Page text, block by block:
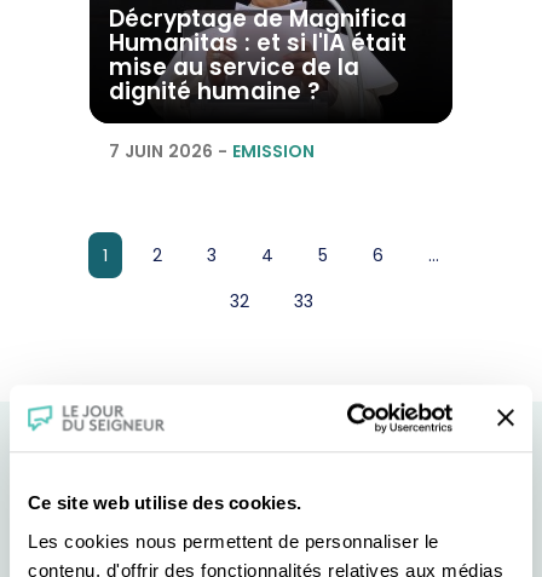
Ce site web utilise des cookies.
Les cookies nous permettent de personnaliser le
contenu, d'offrir des fonctionnalités relatives aux médias
Décryptage de Magnifica
Humanitas : et si l'IA était
mise au service de la
dignité humaine ?
7 JUIN 2026 - EMISSION
1 page
2 page
3 page
4 page
5 page
6
...
page
32 page
33